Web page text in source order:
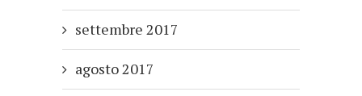
settembre 2017
agosto 2017